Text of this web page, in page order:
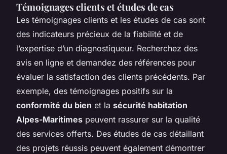
Témoignages clients et études de cas
Les témoignages clients et les études de cas sont
des indicateurs précieux de la fiabilité et de
l’expertise d’un diagnostiqueur. Recherchez des
avis en ligne et demandez des références pour
évaluer la satisfaction des clients précédents. Par
exemple, des témoignages positifs sur la
conformité du bien et la sécurité habitation
Alpes-Maritimes peuvent rassurer sur la qualité
des services offerts. Des études de cas détaillant
des projets réussis peuvent également démontrer